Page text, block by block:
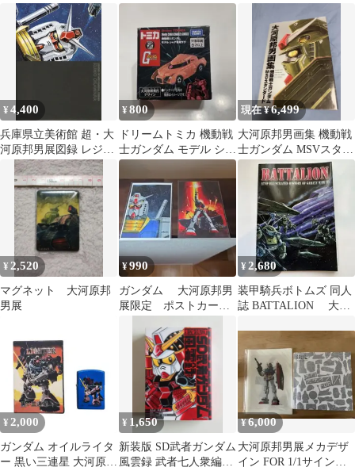
ン、ガンダムを描いた
職人
キハジメ 石垣純哉 逢坂
（ガンダム）
¥4,400
兵庫県立美術館 超・大
河原邦男展図録 レジェ
ンドオブメカデザイン
¥800
ドリームトミカ 機動戦
士ガンダム モデル シャ
ア専用ザク
現在 ¥6,499
大河原邦男画集 機動戦
士ガンダム MSVスタン
ダード
¥ 2,520
マグネット 大河原邦
男展
¥990
ガンダム 大河原邦男
展限定 ポストカード2
¥2,680
装甲騎兵ボトムズ 同人
誌 BATTALION 大河
¥ 2,000
ガンダム オイルライタ
ー 黒い三連星 大河原邦
¥ 1,650
新装版 SD武者ガンダム
風雲録 武者七人衆編
¥6,000
大河原邦男展メカデザ
イン FOR 1/1サイン付